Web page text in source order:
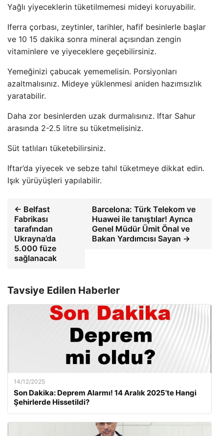
Yağlı yiyeceklerin tüketilmemesi mideyi koruyabilir.
Iferra çorbası, zeytinler, tarihler, hafif besinlerle başlar
ve 10 15 dakika sonra mineral açısından zengin
vitaminlere ve yiyeceklere geçebilirsiniz.
Yemeğinizi çabucak yememelisin. Porsiyonları
azaltmalısınız. Mideye yüklenmesi aniden hazımsızlık
yaratabilir.
Daha zor besinlerden uzak durmalısınız. Iftar Sahur
arasında 2-2.5 litre su tüketmelisiniz.
Süt tatlıları tüketebilirsiniz.
Iftar’da yiyecek ve sebze tahıl tüketmeye dikkat edin.
Işık yürüyüşleri yapılabilir.
← Belfast
Fabrikası
tarafından
Ukrayna’da
5.000 füze
sağlanacak
Barcelona: Türk Telekom ve
Huawei ile tanıştılar! Ayrıca
Genel Müdür Ümit Önal ve
Bakan Yardımcısı Sayan →
Tavsiye Edilen Haberler
14/12/2025
Son Dakika: Deprem Alarmı! 14 Aralık 2025’te Hangi
Şehirlerde Hissetildi?